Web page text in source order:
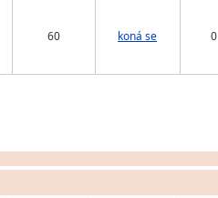
60 koná se 0